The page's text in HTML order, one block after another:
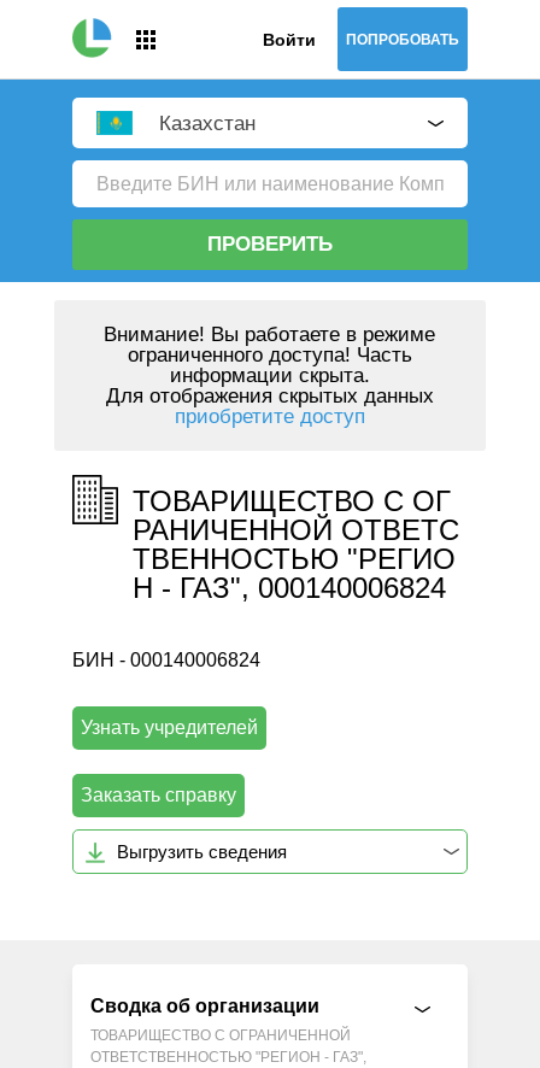
Войти ПОПРОБОВАТЬ
Казахстан
ПРОВЕРИТЬ
Внимание! Вы работаете в режиме
ограниченного доступа! Часть
информации скрыта.
Для отображения скрытых данных
приобретите доступ
ТОВАРИЩЕСТВО С ОГ
РАНИЧЕННОЙ ОТВЕТС
ТВЕННОСТЬЮ "РЕГИО
Н - ГАЗ", 000140006824
БИН - 000140006824
Узнать учредителей
Заказать справку
Выгрузить сведения
Сводка об организации
ТОВАРИЩЕСТВО С ОГРАНИЧЕННОЙ
ОТВЕТСТВЕННОСТЬЮ "РЕГИОН - ГАЗ",